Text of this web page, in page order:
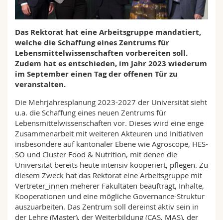
Sciences et médecine
Interfacultaire
Collaborateurs
Doctorants
Webmail
Programme des cours
MyUnifr
Das Rektorat hat eine Arbeitsgruppe mandatiert,
welche die Schaffung eines Zentrums für
Lebensmittelwissenschaften vorbereiten soll.
Zudem hat es entschieden, im Jahr 2023 wiederum
im September einen Tag der offenen Tür zu
veranstalten.
Die Mehrjahresplanung 2023-2027 der Universität sieht
u.a. die Schaffung eines neuen Zentrums für
Lebensmittelwissenschaften vor. Dieses wird eine enge
Zusammenarbeit mit weiteren Akteuren und Initiativen
insbesondere auf kantonaler Ebene wie Agroscope, HES-
SO und Cluster Food & Nutrition, mit denen die
Universität bereits heute intensiv kooperiert, pflegen. Zu
diesem Zweck hat das Rektorat eine Arbeitsgruppe mit
Vertreter_innen meherer Fakultäten beauftragt, Inhalte,
Kooperationen und eine mögliche Governance-Struktur
auszuarbeiten. Das Zentrum soll dereinst aktiv sein in
der Lehre (Master), der Weiterbildung (CAS, MAS), der